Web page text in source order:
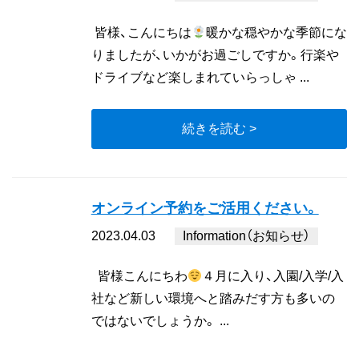
皆様、こんにちは
暖かな穏やかな季節にな
りましたが、いかがお過ごしですか。行楽や
ドライブなど楽しまれていらっしゃ ...
続きを読む >
オンライン予約をご活用ください。
2023.04.03 Information（お知らせ）
皆様こんにちわ
４月に入り、入園/入学/入
社など新しい環境へと踏みだす方も多いの
ではないでしょうか。 ...